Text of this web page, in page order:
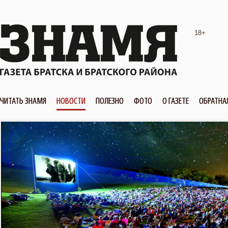
18+
ЧИТАТЬ ЗНАМЯ НОВОСТИ ПОЛЕЗНО ФОТО О ГАЗЕТЕ